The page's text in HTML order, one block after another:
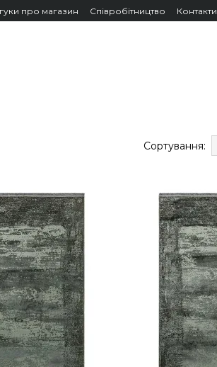
про магазин Співробітництво Контакти
Сортування: